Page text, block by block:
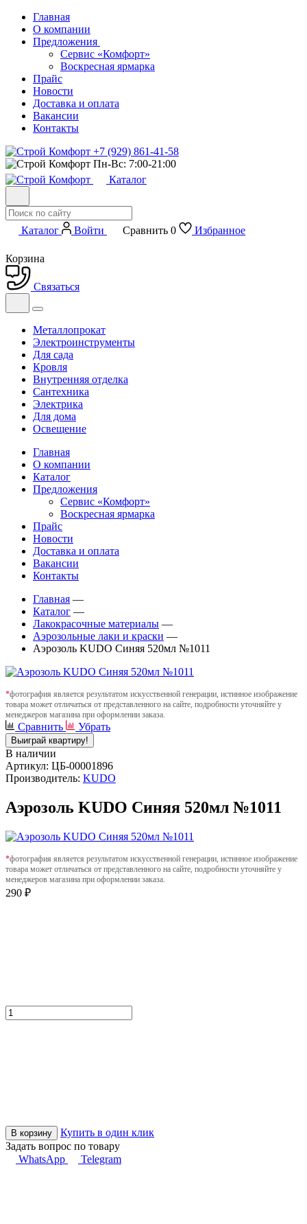
Главная
О компании
Предложения
Сервис «Комфорт»
Воскресная ярмарка
Прайс
Новости
Доставка и оплата
Вакансии
Контакты
+7 (929) 861-41-58
Пн-Вс: 7:00-21:00
Каталог
Каталог Войти Сравнить 0 Избранное
Корзина
Связаться
Металлопрокат
Электроинструменты
Для сада
Кровля
Внутренняя отделка
Сантехника
Электрика
Для дома
Освещение
Главная
О компании
Каталог
Предложения
Сервис «Комфорт»
Воскресная ярмарка
Прайс
Новости
Доставка и оплата
Вакансии
Контакты
Главная —
Каталог —
Лакокрасочные материалы —
Аэрозольные лаки и краски —
Аэрозоль KUDO Синяя 520мл №1011
*фотография является результатом искусственной генерации, истинное изображение
товара может отличаться от представленного на сайте, подробности уточняйте у
менеджеров магазина при оформлении заказа.
Сравнить Убрать
Выиграй квартиру!
В наличии
Артикул: ЦБ-00001896
Производитель: KUDO
Аэрозоль KUDO Синяя 520мл №1011
*фотография является результатом искусственной генерации, истинное изображение
товара может отличаться от представленного на сайте, подробности уточняйте у
менеджеров магазина при оформлении заказа.
290 ₽
В корзину
Купить в один клик
Задать вопрос по товару
WhatsApp
Telegram